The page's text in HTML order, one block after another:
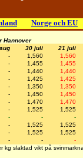
Norge och EU
Hannover
30 juli
21 juli
- 1,560
1,560
- 1,455
1,455
- 1,440
1,440
- 1,425
1,425
- 1,350
1,350
- 1,450
1,450
- 1,470
1,470
- 1,525
1,525
- -
-
- 1,525
1,525
- 1,525
1,525
- -
-
kg slaktad vikt på